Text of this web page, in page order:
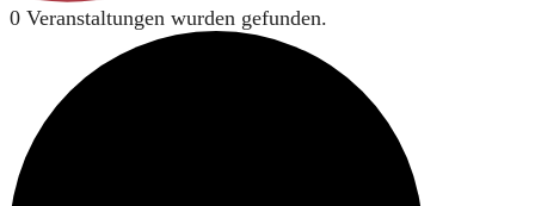
0 Veranstaltungen wurden gefunden.